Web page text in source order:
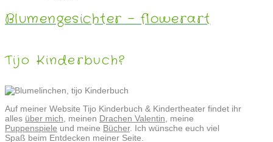
Blumengesichter – flowerart
Tijo Kinderbuch?
Auf meiner Website Tijo Kinderbuch & Kindertheater findet ihr
alles über mich , meinen Drachen Valentin , meine
Puppenspiele und meine Bücher. Ich wünsche euch viel
Spaß beim Entdecken meiner Seite.